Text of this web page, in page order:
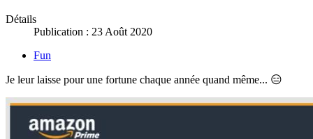
Détails
Publication : 23 Août 2020
Fun
Je leur laisse pour une fortune chaque année quand même... 😑